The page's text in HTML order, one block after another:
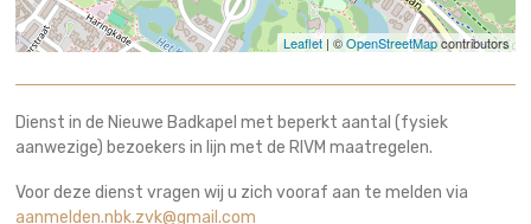
Leaflet| ©OpenStreetMapcontributors
Dienst in de Nieuwe Badkapel met beperkt aantal (fysiek
aanwezige) bezoekers in lijn met de RIVM maatregelen.
Voor deze dienst vragen wij u zich vooraf aan te melden via
aanmelden.nbk.zvk@gmail.com